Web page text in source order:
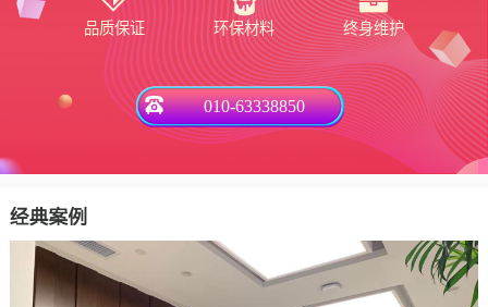
品质保证 环保材料 终身维护
010-63338850